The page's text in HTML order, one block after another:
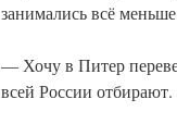
занимались всё
— Хочу в Питер
всей России